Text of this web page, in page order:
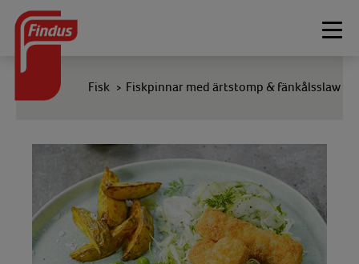
Fisk > Fiskpinnar med ärtstomp & fänkålsslaw